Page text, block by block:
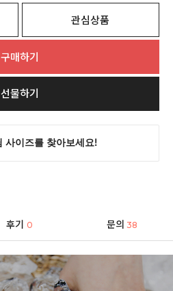
관심상품
구매하기
선물하기
후기0 문의 38